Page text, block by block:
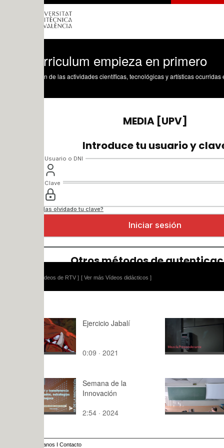
empieza en primero
de las actividades científicas, tecnológicas y artísticas ocurridas en los tres
[ Ver más Vídeos didácticos ]
Ejercicio Jabalí
0:09 · 2021
Mezcla
1:19 · 2021
Semana de la
Innovación
2:54 · 2024
180:53 ·